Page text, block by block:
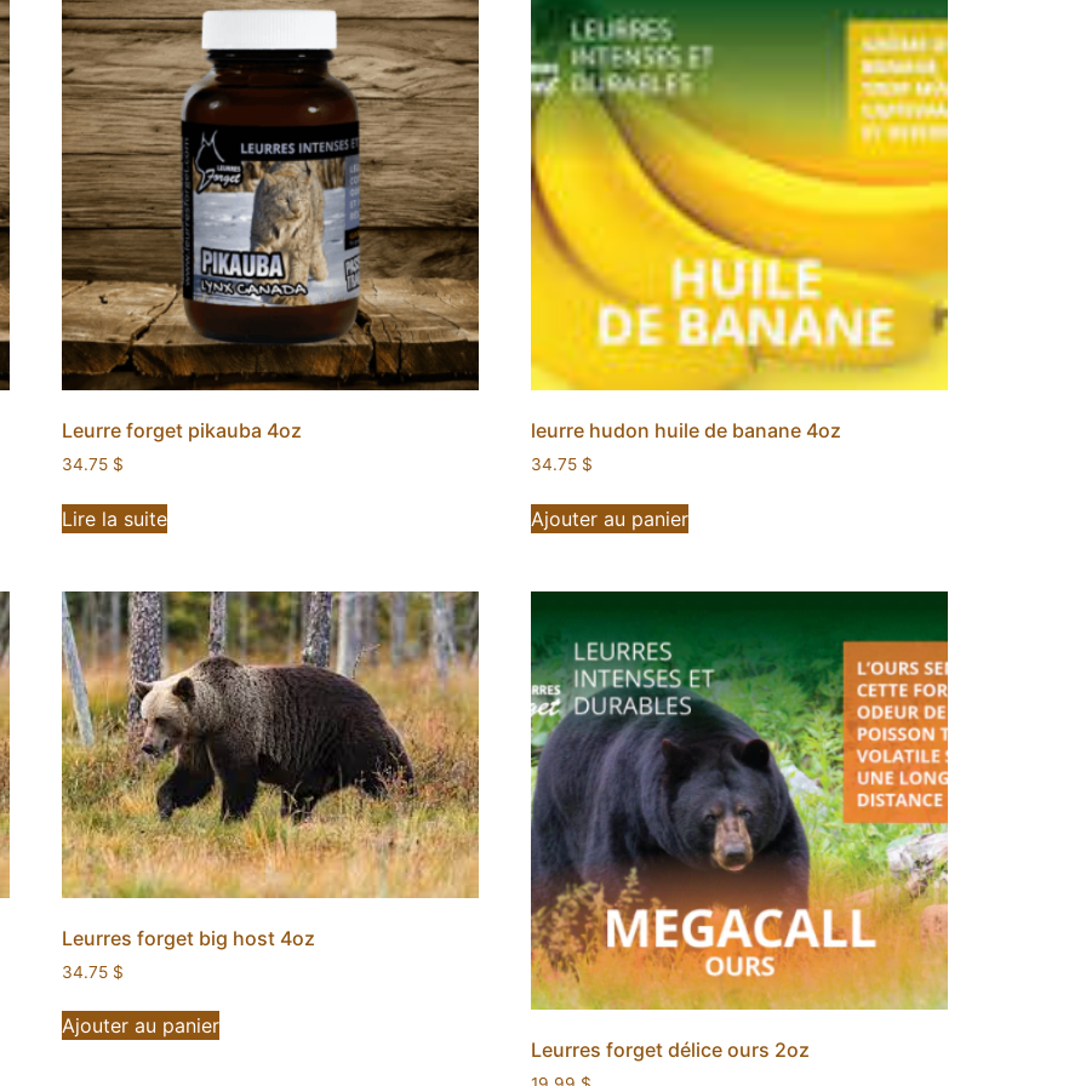
Leurre forget pikauba 4oz
34.75 $
Lire la suite
leurre hudon huile de banane 4oz
34.75 $
Ajouter au panier
Leurres forget big host 4oz
34.75 $
Ajouter au panier
Leurres forget délice ours 2oz